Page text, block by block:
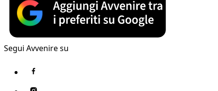
Segui Avvenire su